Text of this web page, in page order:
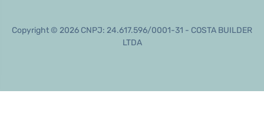
Copyright © 2026 CNPJ: 24.617.596/0001-31 - COSTA BUILDER
LTDA